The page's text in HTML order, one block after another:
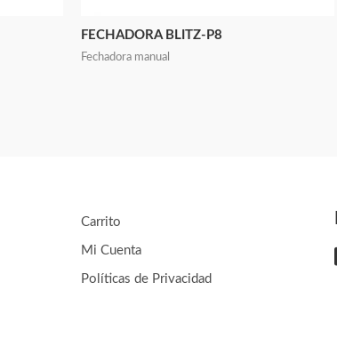
FECHADORA BLITZ-P8
Fechadora manual
Carrito
Mi Cuenta
Políticas de Privacidad